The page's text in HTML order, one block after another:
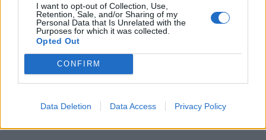
I want to opt-out of Collection, Use,
Retention, Sale, and/or Sharing of my
Personal Data that Is Unrelated with the
Purposes for which it was collected.
Opted Out
CONFIRM
Data Deletion Data Access Privacy Policy